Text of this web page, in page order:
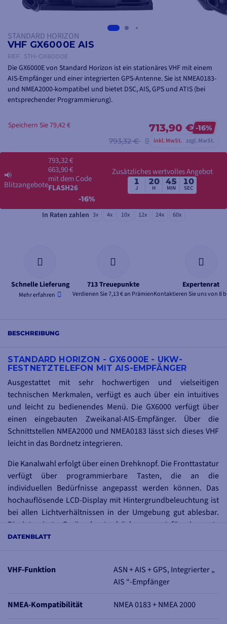
STANDARD HORIZON
VHF GX6000E AIS
REF. STH-GX6000E
Die GX6000E von Standard Horizon ist ein stationäres VHF mit einem
AIS-Empfänger und einer integrierten GPS-Antenne. Sie ist NMEA0183-
und NMEA2000-kompatibel und bietet DSC, AIS, GPS und ATIS (bei
entsprechender Programmierung).
713,90 € -16%
793,32 €
inkl. MwSt. zzgl. MwSt.
Speichern Sie 79,42 €
📢
Blitzangebote
793,32 €
663,90 €
mit dem Code
FLASH26
-16%
Zusätzliches wertvolles Angebot
1
J
20
H
45
MIN
10
SEC
In Raten zahlen 3x 4x 10x 12x 24x 60x
Schnelle Lieferung
Mehr erfahren
713 Treuepunkte
Verdienen Sie 7,13 € an Prämien
Expertenrat
Kontaktieren Sie uns von 8
DATENBLATT
VHF-Funktion
ASN + AIS + GPS, Integrierter „
AIS “-Empfänger
NMEA-Kompatibilität NMEA 0183 + NMEA 2000
BESCHREIBUNG
STANDARD HORIZON - GX6000E - UKW-
FESTNETZTELEFON MIT AIS-EMPFÄNGER
Ausgestattet mit sehr hochwertigen und vielseitigen
technischen Merkmalen, verfügt es auch über ein intuitives
und leicht zu bedienendes Menü. Die GX6000 verfügt über
einen eingebauten Zweikanal-AIS-Empfänger. Über die
Schnittstellen NMEA2000 und NMEA0183 lässt sich dieses VHF
leicht in das Bordnetz integrieren.
Die Kanalwahl erfolgt über einen Drehknopf. Die Fronttastatur
verfügt über programmierbare Tasten, die an die
individuellen Bedürfnisse angepasst werden können. Das
hochauflösende LCD-Display mit Hintergrundbeleuchtung ist
bei allen Lichtverhältnissen in der Umgebung gut ablesbar.
Die integrierte Geräuschunterdrückung sorgt für eine gute
Audioqualität beim Senden und Empfangen von Stimmen.
Wasserdicht nach IPX8